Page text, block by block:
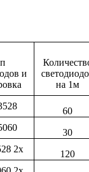
и
на 1м
60
30
2x 120